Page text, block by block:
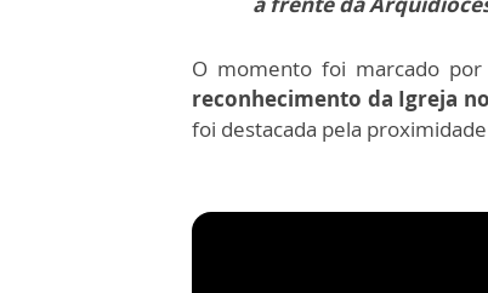
O momento foi marcado
reconhecimento da Igreja
foi destacada pela